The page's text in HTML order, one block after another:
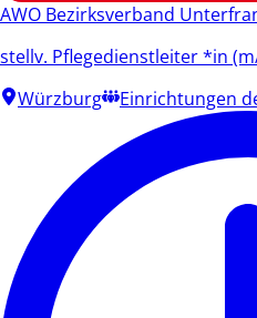
AWO Bezirksverband
stellv. Pflegedienstleiter *in
Würzburg
Einrichtungen